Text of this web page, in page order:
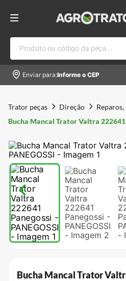
Produto ou código da peça...
Enviar para:Informe o CEP
Trator peças Direção
Reparos,
Bucha Mancal Trator Valtra 222641
Bucha Mancal Trator